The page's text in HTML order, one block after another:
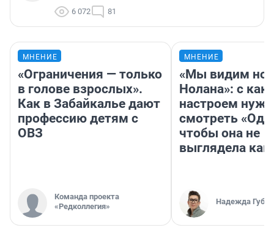
6 072 81
МНЕНИЕ
«Ограничения — только
в голове взрослых».
Как в Забайкалье дают
профессию детям с
ОВЗ
Команда проекта
«Редколлегия»
МНЕНИЕ
«Мы видим
Нолана»: с
настроем
смотреть
чтобы она не
выглядела как
Надежда